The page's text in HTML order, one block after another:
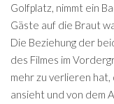
Golfplatz, nimmt ein
Gäste auf die Braut
Die Beziehung der
des Filmes im
mehr zu verlieren
ansieht und von dem